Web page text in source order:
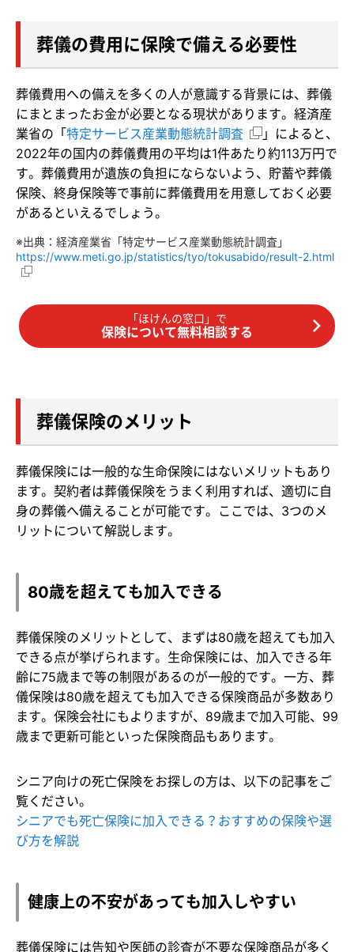
葬儀の費用に保険で備える必要性
葬儀費用への備えを多くの人が意識する背景には、葬儀
にまとまったお金が必要となる現状があります。経済産
業省の「特定サービス産業動態統計調査
」によると、
2022年の国内の葬儀費用の平均は1件あたり約113万円で
す。葬儀費用が遺族の負担にならないよう、貯蓄や葬儀
保険、終身保険等で事前に葬儀費用を用意しておく必要
があるといえるでしょう。
※出典：経済産業省「特定サービス産業動態統計調査」
https://www.meti.go.jp/statistics/tyo/tokusabido/result-2.html
「ほけんの窓口」で
保険について無料相談する
葬儀保険のメリット
葬儀保険には一般的な生命保険にはないメリットもあり
ます。契約者は葬儀保険をうまく利用すれば、適切に自
身の葬儀へ備えることが可能です。ここでは、3つのメ
リットについて解説します。
80歳を超えても加入できる
葬儀保険のメリットとして、まずは80歳を超えても加入
できる点が挙げられます。生命保険には、加入できる年
齢に75歳まで等の制限があるのが一般的です。一方、葬
儀保険は80歳を超えても加入できる保険商品が多数あり
ます。保険会社にもよりますが、89歳まで加入可能、99
歳まで更新可能といった保険商品もあります。
シニア向けの死亡保険をお探しの方は、以下の記事をご
覧ください。
シニアでも死亡保険に加入できる？おすすめの保険や選
び方を解説
健康上の不安があっても加入しやすい
葬儀保険には告知や医師の診査が不要な保険商品が多く